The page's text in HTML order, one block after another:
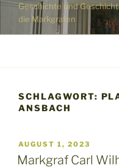
Geschichte und
die Markgrafen
SCHLAGWORT:
ANSBACH
VERÖFFENTLICHT
AM
AUGUST 1, 2023
Markgraf Carl